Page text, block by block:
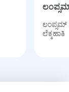
ಲಂಪ್ಸಮ್
ಲೆಕ್ಕಹಾಕಿ